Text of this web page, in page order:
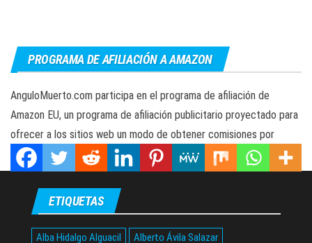
PROGRAMA DE AFILIACIÓN A AMAZON
AnguloMuerto.com participa en el programa de afiliación de
Amazon EU, un programa de afiliación publicitario proyectado para
ofrecer a los sitios web un modo de obtener comisiones por
publicidad, publicidad y acceso a Amazon.es/.
ETIQUETAS
Alba Hidalgo Alguacil
Alberto Ávila Salazar